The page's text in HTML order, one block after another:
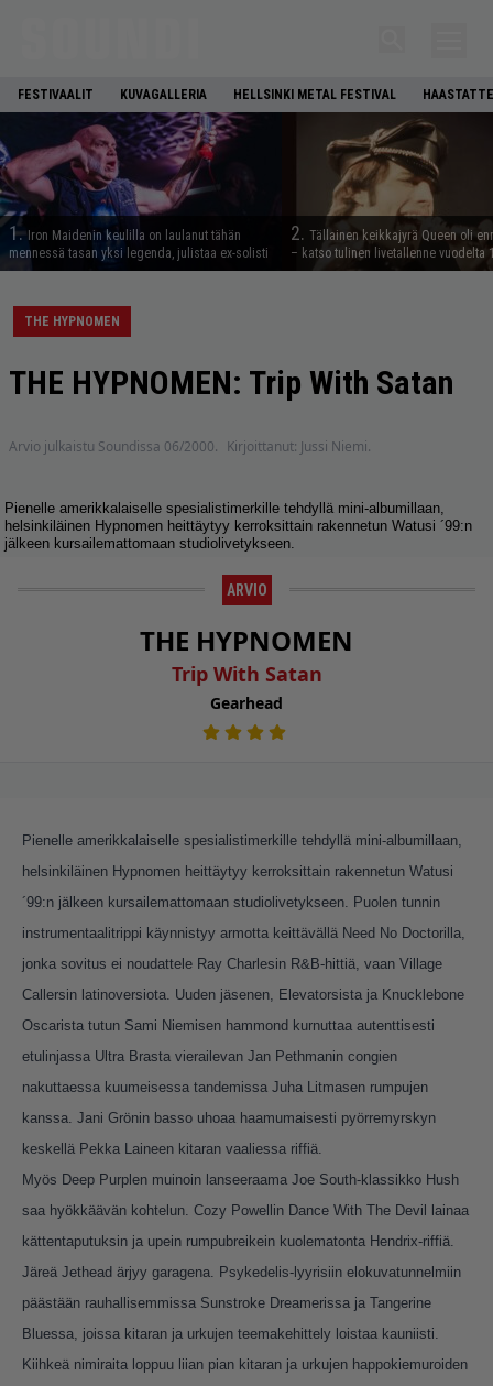
FESTIVAALIT KUVAGALLERIA HELLSINKI METAL FESTIVAL
1. Iron Maidenin keulilla on laulanut tähän
mennessä tasan yksi legenda, julistaa ex-solisti
2. Tällainen keikkajyrä Queen oli
– katso tulinen livetallenne vuodelta
THE HYPNOMEN
THE HYPNOMEN: Trip With Satan
Arvio julkaistu Soundissa 06/2000. Kirjoittanut: Jussi Niemi.
Pienelle amerikkalaiselle spesialistimerkille tehdyllä mini-albumillaan,
helsinkiläinen Hypnomen heittäytyy kerroksittain rakennetun Watusi ´99:n
jälkeen kursailemattomaan studiolivetykseen.
ARVIO
THE HYPNOMEN
Trip With Satan
Gearhead
Pienelle amerikkalaiselle spesialistimerkille tehdyllä mini-albumillaan,
helsinkiläinen Hypnomen heittäytyy kerroksittain rakennetun Watusi
´99:n jälkeen kursailemattomaan studiolivetykseen. Puolen tunnin
instrumentaalitrippi käynnistyy armotta keittävällä Need No Doctorilla,
jonka sovitus ei noudattele Ray Charlesin R&B-hittiä, vaan Village
Callersin latinoversiota. Uuden jäsenen, Elevatorsista ja Knucklebone
Oscarista tutun Sami Niemisen hammond kurnuttaa autenttisesti
etulinjassa Ultra Brasta vierailevan Jan Pethmanin congien
nakuttaessa kuumeisessa tandemissa Juha Litmasen rumpujen
kanssa. Jani Grönin basso uhoaa haamumaisesti pyörremyrskyn
keskellä Pekka Laineen kitaran vaaliessa riffiä.
Myös Deep Purplen muinoin lanseeraama Joe South-klassikko Hush
saa hyökkäävän kohtelun. Cozy Powellin Dance With The Devil lainaa
kättentaputuksin ja upein rumpubreikein kuolematonta Hendrix-riffiä.
Järeä Jethead ärjyy garagena. Psykedelis-lyyrisiin elokuvatunnelmiin
päästään rauhallisemmissa Sunstroke Dreamerissa ja Tangerine
Bluessa, joissa kitaran ja urkujen teemakehittely loistaa kauniisti.
Kiihkeä nimiraita loppuu liian pian kitaran ja urkujen happokiemuroiden